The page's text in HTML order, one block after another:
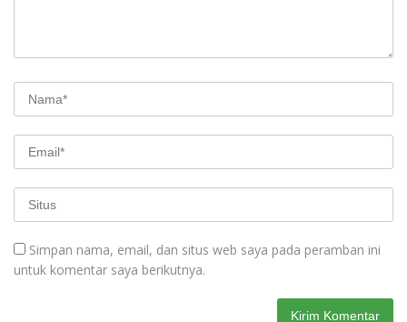
Simpan nama, email, dan situs web saya pada peramban ini
untuk komentar saya berikutnya.